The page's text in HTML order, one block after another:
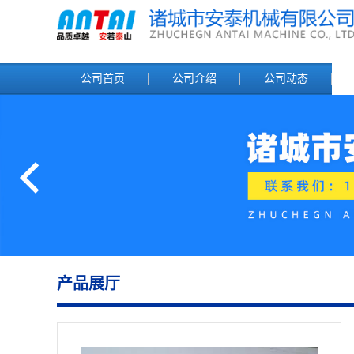
公司首页 公司介绍 公司动态
产品展厅